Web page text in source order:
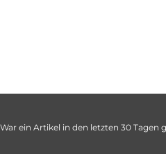
ein Artikel in den letzten 30 Tagen